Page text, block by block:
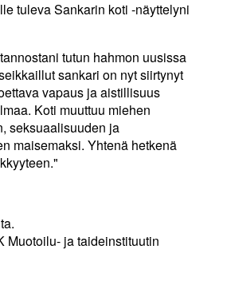
tuleva Sankarin koti -näyttelyni
tutun hahmon uusissa
sankari on nyt siirtynyt
vapaus ja aistillisuus
Koti muuttuu miehen
seksuaalisuuden ja
maisemaksi. Yhtenä hetkenä
Muotoilu- ja taideinstituutin